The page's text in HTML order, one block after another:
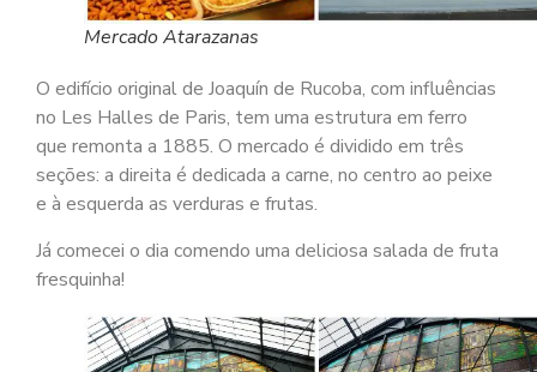
Mercado Atarazanas
O edifício original de Joaquín de Rucoba, com influências
no Les Halles de Paris, tem uma estrutura em ferro
que remonta a 1885. O mercado é dividido em três
seções: a direita é dedicada a carne, no centro ao peixe
e à esquerda as verduras e frutas.
Já comecei o dia comendo uma deliciosa salada de fruta
fresquinha!